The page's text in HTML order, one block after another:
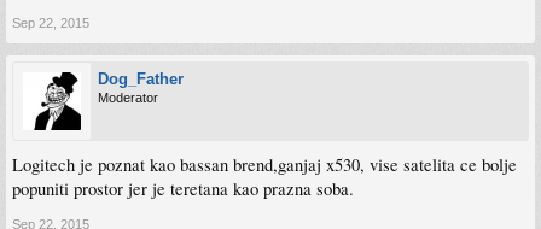
Sep 22, 2015
Dog_Father
Moderator
Logitech je poznat kao bassan brend,ganjaj x530, vise satelita ce bolje
popuniti prostor jer je teretana kao prazna soba.
Sep 22, 2015